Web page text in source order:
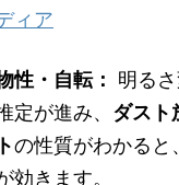
ィア
性・自転： 明る
定が進み、 ダスト
の性質がわかると
効きます。